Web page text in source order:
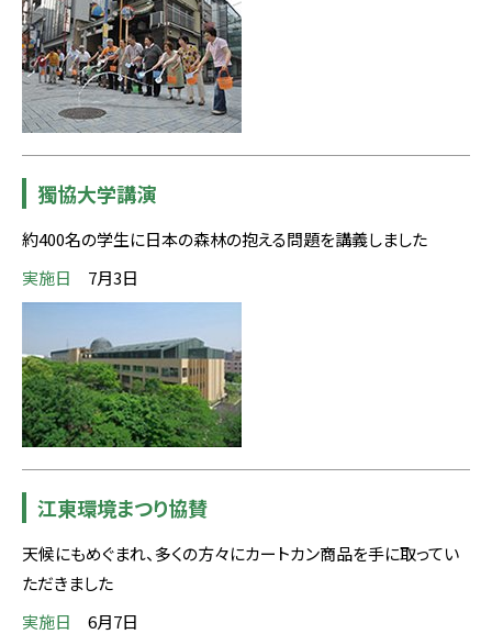
獨協大学講演
約400名の学生に日本の森林の抱える問題を講義しました
実施日
7月3日
江東環境まつり協賛
天候にもめぐまれ、多くの方々にカートカン商品を手に取ってい
ただきました
実施日
6月7日